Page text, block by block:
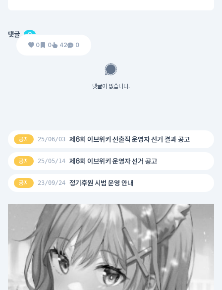
0 0 42 0
댓글 0
댓글이 없습니다.
공지 25/06/03 제6회 이브위키 선출직 운영자 선거 결과 공고
공지 25/05/14 제6회 이브위키 운영자 선거 공고
공지 23/09/24 정기후원 시범 운영 안내